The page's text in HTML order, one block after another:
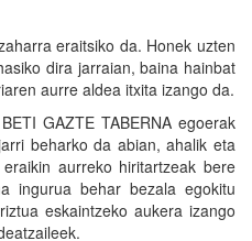
eraitsiko da. Honek uzten
dira jarraian, baina hainbat
aurre aldea itxita izango da.
GAZTE TABERNA egoerak
beharko da abian, ahalik eta
aurreko hiritartzeak bere
ingurua behar bezala egokitu
eskaintzeko aukera izango